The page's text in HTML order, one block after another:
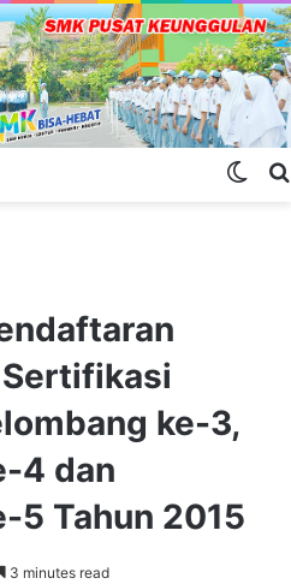
ke-3,
4 dan
5 Tahun 2015
3 minutes read